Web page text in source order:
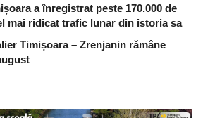
a înregistrat peste 170.000 de
mai ridicat trafic lunar din istoria sa
Timișoara – Zrenjanin rămâne